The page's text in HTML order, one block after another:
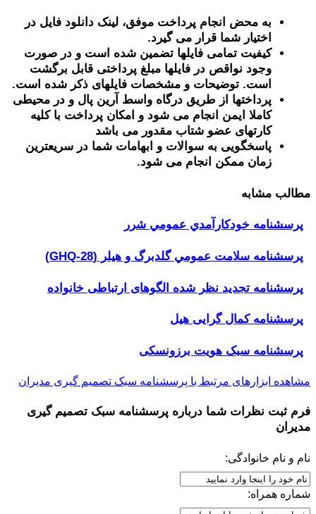
به محض انجام پرداخت موفق، لینک دانلود فایل در
اختیار شما قرار می گیرد.
کیفیت تمامی فایلها تضمین شده است و در صورت
وجود نواقص در فایلها مبلغ پرداختی قابل برگشت
است. توضیحات و مشخصات فایلهای ذکر شده است.
پرداختها از طریق درگاه واسط آرین پال و در محیطی
کاملا ایمن انجام می شود و امکان پرداخت با کلیه
کارتهای عضو شتاب مقدور می باشد
پاسخگویی به سوالات و ابهامات شما در سریعترین
زمان ممکن انجام می شود.
مطالب مشابه
پرسشنامه خودكارآمدي عمومي شرر
پرسشنامه سلامت عمومي گلدبرگ و هیلر (GHQ-28)
پرسشنامه تجدید نظر شده الگوهای ارتباطی خانواده
پرسشنامه کمال گرایی هیل
پرسشنامه سبک هویت برزونسکی
مشاهده ابزارهای مرتبط با پرسشنامه سبک تصمیم گیری مدیران
فرم ثبت نظرات شما درباره پرسشنامه سبک تصمیم گیری
مدیران
نام و نام خانوادگی:
شماره همراه: